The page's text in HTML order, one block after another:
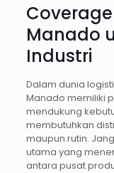
Manado
Industri
Dalam dunia
Manado memiliki
mendukung
membutuhkan
maupun rutin.
utama yang
antara pusat